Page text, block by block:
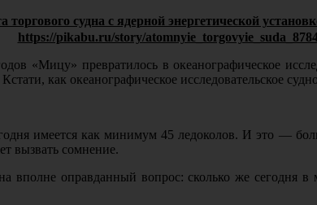
торгового судна с ядерной энергетической
https://pikabu.ru/story/
«Мицу» превратилось в океанографическое
как океанографическое исследовательское
имеется как минимум 45 ледоколов. И
вызвать сомнение.
вполне оправданный вопрос: сколько же сегодня